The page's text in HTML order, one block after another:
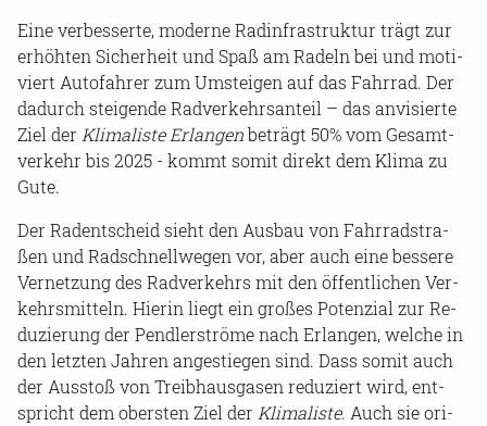
Eine ver­bes­ser­te, mo­der­ne Rad­in­fra­struk­tur trägt zur
er­höh­ten Si­cher­heit und Spaß am Ra­deln bei und mo­ti­
viert Au­to­fah­rer zum Um­stei­gen auf das Fahr­rad. Der
da­durch stei­gen­de Rad­ver­kehrs­an­teil – das an­vi­sier­te
Ziel der Kli­ma­lis­te Er­lan­genbe­trägt 50% vom Ge­samt­
ver­kehr bis 2025 - kommt somit di­rekt dem Klima zu
Gute.
Der Rad­ent­scheid sieht den Aus­bau von Fahr­rad­stra­
ßen und Rad­schnell­we­gen vor, aber auch eine bes­se­re
Ver­net­zung des Rad­ver­kehrs mit den öf­fent­li­chen Ver­
kehrs­mit­teln. Hier­in liegt ein gro­ßes Po­ten­zi­al zur Re­
du­zie­rung der Pend­ler­strö­me nach Er­lan­gen, wel­che in
den letz­ten Jah­ren an­ge­stie­gen sind. Dass somit auch
der Aus­stoß von Treib­haus­ga­sen re­du­ziert wird, ent­
spricht dem obers­ten Ziel der Kli­ma­lis­te. Auch sie ori­